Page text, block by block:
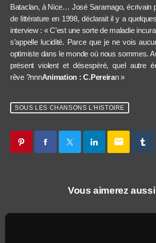
Bataclan, à Nice… José Saramago, écrivain
de littérature en 1998, déclarait il y a
interview : « C’est une sorte de maladie
s’appelle lucidité. Parce que je ne vois
optimiste dans le monde où nous sommes.
présent violent et désespéré, quel autre
rêve ?nnnAnimation : C.Pereiran »
SOUS LES CHANSONS L'HISTOIRE
email
Vous aimerez aussi